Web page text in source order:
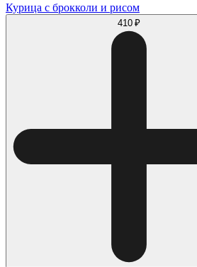
Курица с брокколи и рисом
410 ₽